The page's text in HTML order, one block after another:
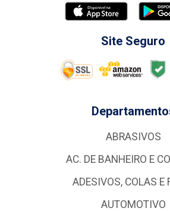
Site Seguro
ABRASIVOS
AC. DE BANHEIRO E
ADESIVOS, COLAS E
AUTOMOTIVO